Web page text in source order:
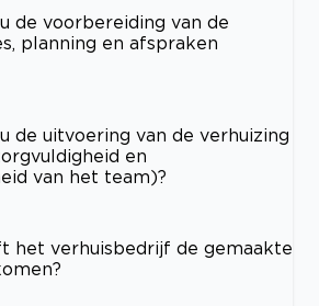
de voorbereiding van de
planning en afspraken
de uitvoering van de verhuizing
en
van het team)?
het verhuisbedrijf de gemaakte